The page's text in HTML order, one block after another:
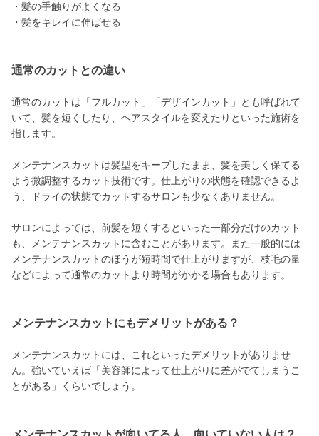
・髪の手触りがよくなる
・髪をキレイに伸ばせる
通常のカットとの違い
通常のカットは「フルカット」「デザインカット」とも呼ばれて
いて、髪を短くしたり、ヘアスタイルを変えたりといった施術を
指します。
メンテナンスカットは髪型をキープしたまま、髪を美しく保てる
よう微調整するカット技術です。仕上がりの状態を確認できるよ
う、ドライの状態でカットするサロンも少なくありません。
サロンによっては、前髪を短くするといった一部分だけのカット
も、メンテナンスカットに含むことがあります。また一般的には
メンテナンスカットのほうが短時間で仕上がりますが、枝毛の量
などによって通常のカットより時間がかかる場合もあります。
メンテナンスカットにもデメリットがある？
メンテナンスカットには、これといったデメリットがありませ
ん。強いていえば「美容師によって仕上がりに差がでてしまうこ
とがある」くらいでしょう。